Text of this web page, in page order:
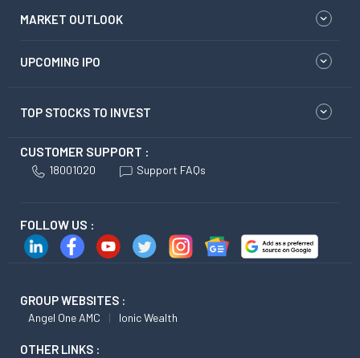
MARKET OUTLOOK
UPCOMING IPO
TOP STOCKS TO INVEST
CUSTOMER SUPPORT :
18001020 Support FAQs
FOLLOW US :
GROUP WEBSITES :
Angel One AMC Ionic Wealth
OTHER LINKS :